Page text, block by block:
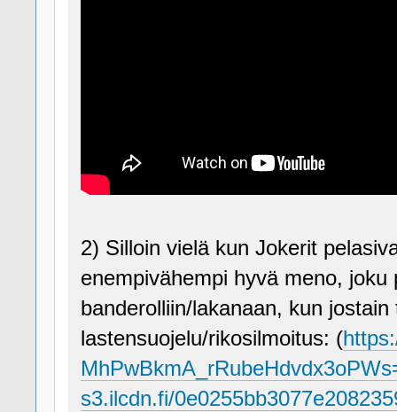
2) Silloin vielä kun Jokerit
enempivähempi hyvä meno,
banderolliin/lakanaan, kun
lastensuojelu/rikosilmoitus: (
s3.ilcdn.fi/